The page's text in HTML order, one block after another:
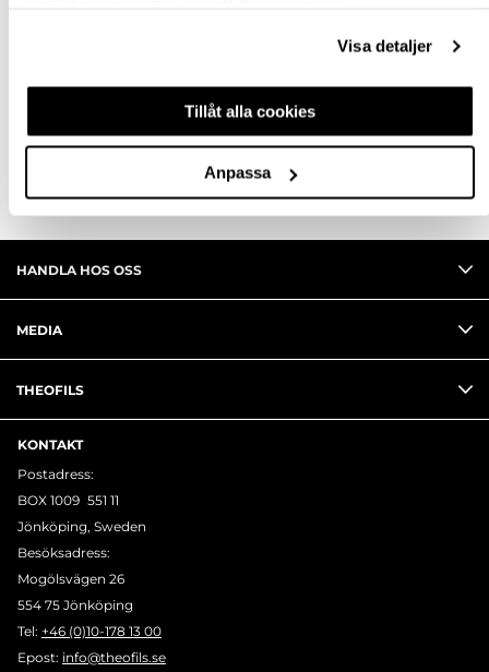
Visa detaljer
Tillåt alla cookies
Anpassa
HANDLA HOS OSS
MEDIA
THEOFILS
KONTAKT
Postadress:
BOX 1009 551 11
Jönköping, Sweden
Besöksadress:
Mogölsvägen 26
554 75 Jönköping
Tel: +46 (0)10-178 13 00
Epost: info@theofils.se